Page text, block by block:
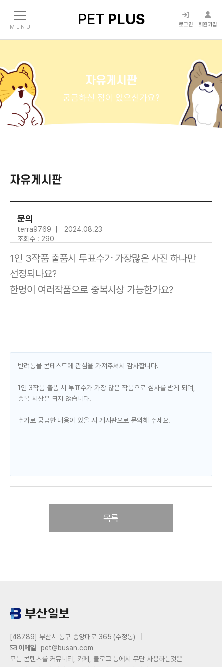
PET PLUS
M E N U 로그인 회원가입
자유게시판
궁금하신 점이 있으신가요?
자유게시판
문의
terra9769
2024.08.23
조회수 : 290
1인 3작품 출품시 투표수가 가장많은 사진 하나만
선정되나요?
한명이 여러작품으로 중복시상 가능한가요?
반려동물 콘테스트에 관심을 가져주셔서 감사합니다.
1인 3작품 출품 시 투표수가 가장 많은 작품으로 심사를 받게 되며,
중복 시상은 되지 않습니다.
추가로 궁금한 내용이 있을 시 게시판으로 문의해 주세요.
목록
[48789] 부산시 동구 중앙대로 365 (수정동)
이메일
pet@busan.com
모든 콘텐츠를 커뮤니티, 카페, 블로그 등에서 무단 사용하는것은